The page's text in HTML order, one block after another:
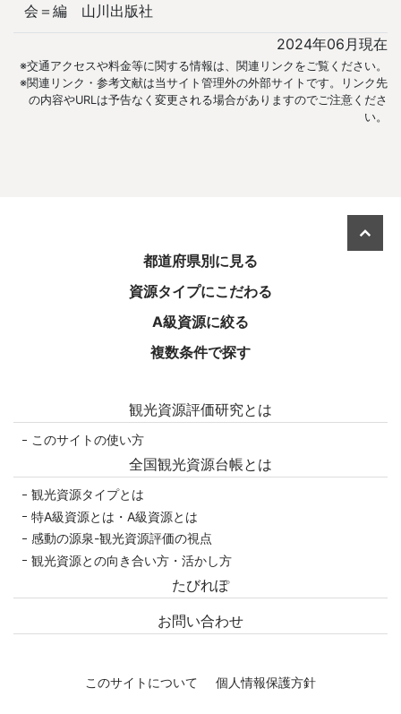
会＝編 山川出版社
2024年06月現在
※交通アクセスや料金等に関する情報は、関連リンクをご覧ください。
※関連リンク・参考文献は当サイト管理外の外部サイトです。リンク先
の内容やURLは予告なく変更される場合がありますのでご注意くださ
い。
都道府県別に見る
資源タイプにこだわる
A級資源に絞る
複数条件で探す
観光資源評価研究とは
このサイトの使い方
全国観光資源台帳とは
観光資源タイプとは
特A級資源とは・A級資源とは
感動の源泉-観光資源評価の視点
観光資源との向き合い方・活かし方
たびれぽ
お問い合わせ
このサイトについて 個人情報保護方針